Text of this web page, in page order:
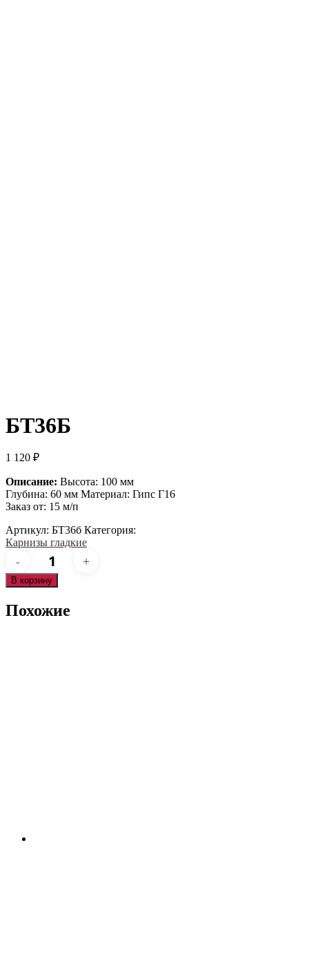
БТ36Б
1 120 ₽
Описание: Высота: 100 мм
Глубина: 60 мм Материал: Гипс Г16
Заказ от: 15 м/п
Артикул: БТ36б Категория:
Карнизы гладкие
Количество
товара
БТ36б
В корзину
Похожие